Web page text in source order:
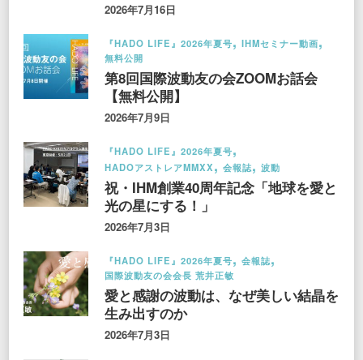
2026年7月16日
『HADO LIFE』2026年夏号
IHMセミナー動画
無料公開
第8回国際波動友の会ZOOMお話会
【無料公開】
2026年7月9日
『HADO LIFE』2026年夏号
HADOアストレアMMXX
会報誌 波動
祝・IHM創業40周年記念「地球を愛と
光の星にする！」
2026年7月3日
『HADO LIFE』2026年夏号
会報誌
国際波動友の会会長 荒井正敏
愛と感謝の波動は、なぜ美しい結晶を
生み出すのか
2026年7月3日